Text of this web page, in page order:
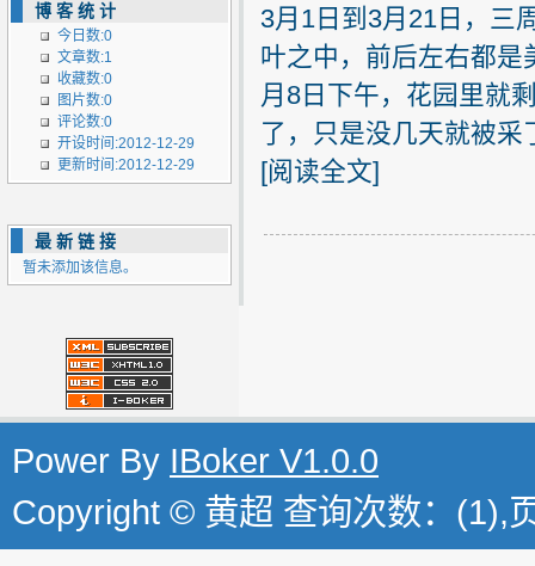
博客统计
今日数:0
文章数:1
收藏数:0
图片数:0
评论数:0
开设时间:2012-12-29
更新时间:2012-12-29
最新链接
暂未添加该信息。
3月1日到3月21日，三
叶之中，前后左右都
月8日下午，花园里就
了，只是没几天就被
[阅读全文]
Power By IBoker V1.0.0
Copyright © 黄超 查询次数：(1),